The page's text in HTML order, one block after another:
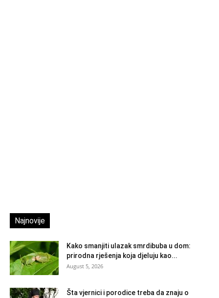
Najnovije
Kako smanjiti ulazak smrdibuba u dom:
prirodna rješenja koja djeluju kao...
August 5, 2026
Šta vjernici i porodice treba da znaju o